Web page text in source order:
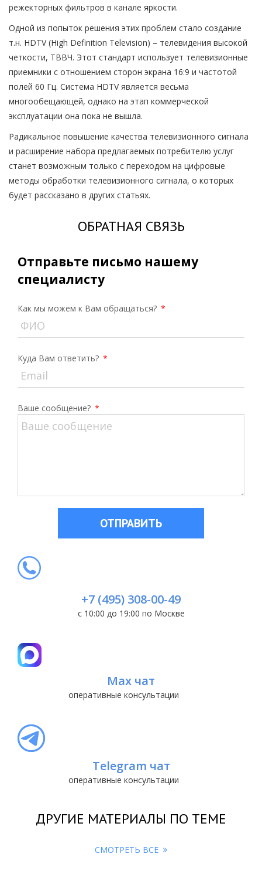
режекторных фильтров в канале яркости.
Одной из попыток решения этих проблем стало создание
т.н. HDTV (High Definition Television) – телевидения высокой
четкости, ТВВЧ. Этот стандарт использует телевизионные
приемники с отношением сторон экрана 16:9 и частотой
полей 60 Гц. Система HDTV является весьма
многообещающей, однако на этап коммерческой
эксплуатации она пока не вышла.
Радикальное повышение качества телевизионного сигнала
и расширение набора предлагаемых потребителю услуг
станет возможным только с переходом на цифровые
методы обработки телевизионного сигнала, о которых
будет рассказано в других статьях.
ДРУГИЕ МАТЕРИАЛЫ ПО ТЕМЕ
СМОТРЕТЬ ВСЕ
ОБРАТНАЯ СВЯЗЬ
Отправьте письмо нашему
специалисту
Как мы можем к Вам обращаться? *
Куда Вам ответить? *
Ваше сообщение? *
ОТПРАВИТЬ
+7 (495) 308-00-49
с 10:00 до 19:00 по Москве
Max чат
оперативные консультации
Telegram чат
оперативные консультации